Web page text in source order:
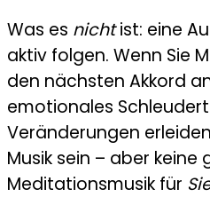
Was es nichtist: eine
aktiv folgen. Wenn Sie
den nächsten Akkord
emotionales
Veränderungen
Musik sein – aber keine
Meditationsmusik für